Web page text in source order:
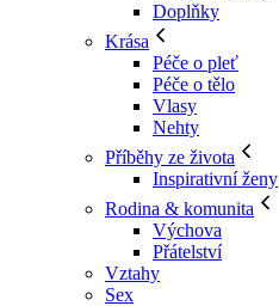
Doplňky
Krása
Péče o pleť
Péče o tělo
Vlasy
Nehty
Příběhy ze života
Inspirativní ženy
Rodina & komunita
Výchova
Přátelství
Vztahy
Sex